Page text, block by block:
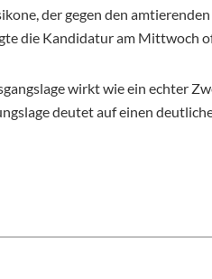
der gegen den
die Kandidatur am Mittwoch
wirkt wie ein echter
deutet auf einen